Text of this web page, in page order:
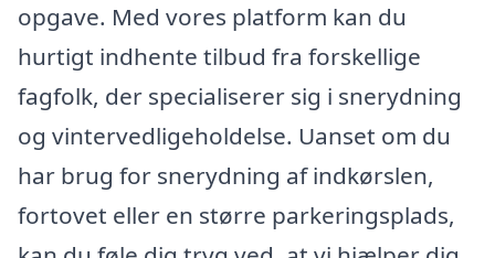
opgave. Med vores platform kan du
hurtigt indhente tilbud fra forskellige
fagfolk, der specialiserer sig i snerydning
og vintervedligeholdelse. Uanset om du
har brug for snerydning af indkørslen,
fortovet eller en større parkeringsplads,